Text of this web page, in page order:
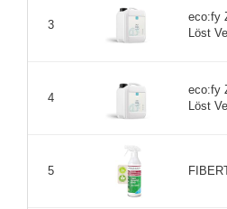
3
eco:fy
Löst
4
eco:fy
Löst
5